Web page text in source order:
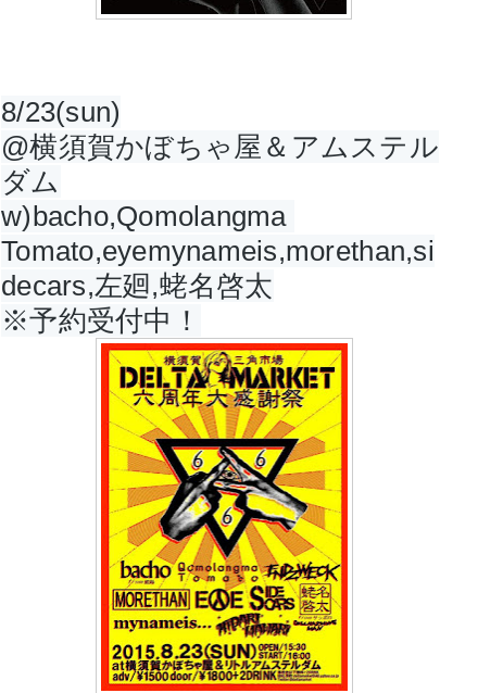
8/23(sun)
@横須賀かぼちゃ屋＆アムステル
ダム
w)bacho,Qomolangma
Tomato,eyemynameis,morethan,si
decars,左廻,蛯名啓太
※予約受付中！